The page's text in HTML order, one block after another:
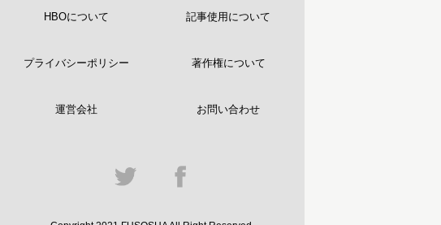
HBOについて 記事使用について
プライバシーポリシー 著作権について
運営会社 お問い合わせ